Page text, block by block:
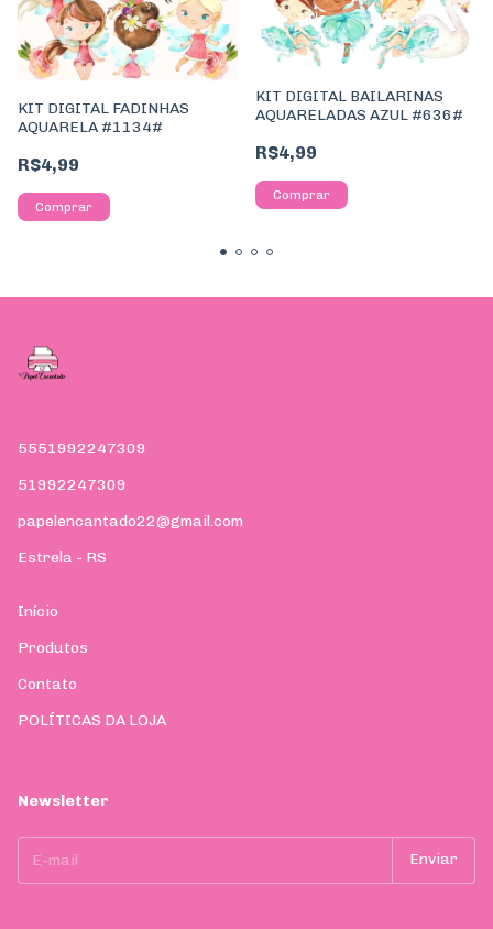
KIT DIGITAL FADINHAS
AQUARELA #1134#
R$4,99
KIT DIGITAL BAILARINAS
AQUARELADAS AZUL #636#
R$4,99
5551992247309
51992247309
papelencantado22@gmail.com
Estrela - RS
Início
Produtos
Contato
POLÍTICAS DA LOJA
Newsletter